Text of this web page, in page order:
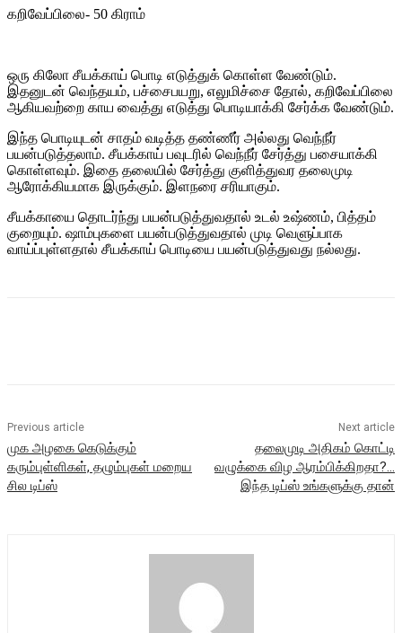
கறிவேப்பிலை- 50 கிராம்
ஒரு கிலோ சீயக்காய் பொடி எடுத்துக் கொள்ள வேண்டும்.
இதனுடன் வெந்தயம், பச்சைபயறு, எலுமிச்சை தோல், கறிவேப்பிலை
ஆகியவற்றை காய வைத்து எடுத்து பொடியாக்கி சேர்க்க வேண்டும்.
இந்த பொடியுடன் சாதம் வடித்த தண்ணீர் அல்லது வெந்நீர்
பயன்படுத்தலாம். சீயக்காய் பவுடரில் வெந்நீர் சேர்த்து பசையாக்கி
கொள்ளவும். இதை தலையில் சேர்த்து குளித்துவர தலைமுடி
ஆரோக்கியமாக இருக்கும். இளநரை சரியாகும்.
சீயக்காயை தொடர்ந்து பயன்படுத்துவதால் உடல் உஷ்ணம், பித்தம்
குறையும். ஷாம்புகளை பயன்படுத்துவதால் முடி வெளுப்பாக
வாய்ப்புள்ளதால் சீயக்காய் பொடியை பயன்படுத்துவது நல்லது.
Previous article
முக அழகை கெடுக்கும்
கரும்புள்ளிகள், தழும்புகள் மறைய
சில டிப்ஸ்
Next article
தலைமுடி அதிகம் கொட்டி
வழுக்கை விழ ஆரம்பிக்கிறதா?…
இந்த டிப்ஸ் உங்களுக்கு தான்